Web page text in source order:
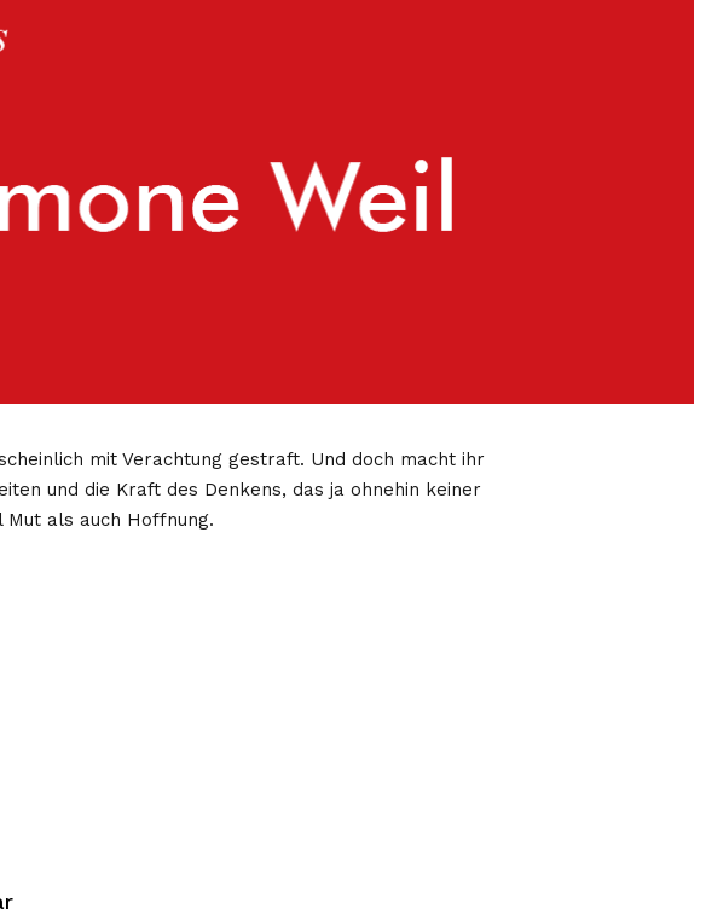
mit Verachtung gestraft. Und doch macht ihr
und die Kraft des Denkens, das ja ohnehin keiner
als auch Hoffnung.